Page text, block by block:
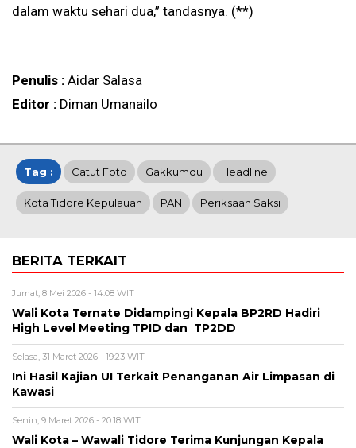
dalam waktu sehari dua,” tandasnya. (**)
Penulis : Aidar Salasa
Editor : Diman Umanailo
Tag : Catut Foto Gakkumdu Headline
Kota Tidore Kepulauan PAN Periksaan Saksi
BERITA TERKAIT
Jumat, 8 Mei 2026 - 14:08 WIT
Wali Kota Ternate Didampingi Kepala BP2RD Hadiri
High Level Meeting TPID dan TP2DD
Selasa, 31 Maret 2026 - 19:23 WIT
Ini Hasil Kajian UI Terkait Penanganan Air Limpasan di
Kawasi
Senin, 9 Maret 2026 - 20:18 WIT
Wali Kota – Wawali Tidore Terima Kunjungan Kepala